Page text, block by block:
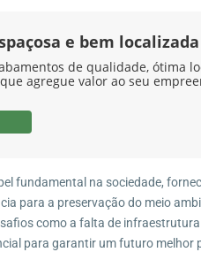
e bem
de qualidade, ótima
agregue valor ao seu
fundamental na sociedade,
para a preservação do meio
como a falta de
para garantir um futuro melhor